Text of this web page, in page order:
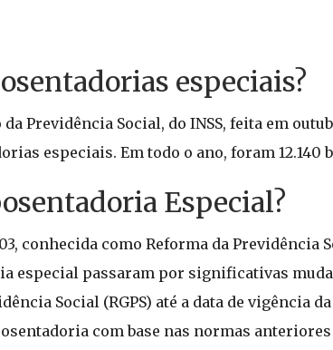
especiais?
Previdência Social, do INSS, feita em
especiais. Em todo o ano, foram 12.140
Especial?
conhecida como Reforma da Previdência
especial passaram por significativas
Social (RGPS) até a data de vigência da
com base nas normas